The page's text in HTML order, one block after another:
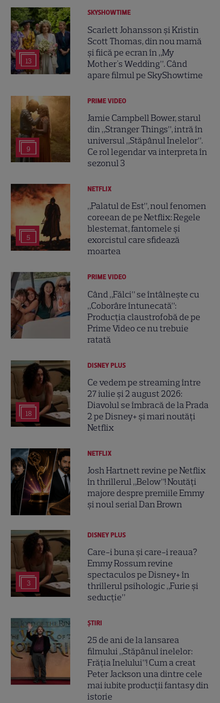
13
SKYSHOWTIME
Scarlett Johansson și Kristin
Scott Thomas, din nou mamă
și fiică pe ecran în „My
Mother's Wedding”. Când
apare filmul pe SkyShowtime
9
PRIME VIDEO
Jamie Campbell Bower, starul
din „Stranger Things”, intră în
universul „Stăpânul Inelelor”.
Ce rol legendar va interpreta în
sezonul 3
5
NETFLIX
„Palatul de Est”, noul fenomen
coreean de pe Netflix: Regele
blestemat, fantomele și
exorcistul care sfidează
moartea
PRIME VIDEO
Când „Fălci” se întâlnește cu
„Coborâre întunecată”:
Producția claustrofobă de pe
Prime Video ce nu trebuie
ratată
18
DISNEY PLUS
Ce vedem pe streaming între
27 iulie și 2 august 2026:
Diavolul se îmbracă de la Prada
2 pe Disney+ și mari noutăți
Netflix
NETFLIX
Josh Hartnett revine pe Netflix
în thrillerul „Below”! Noutăți
majore despre premiile Emmy
și noul serial Dan Brown
3
DISNEY PLUS
Care-i buna și care-i reaua?
Emmy Rossum revine
spectaculos pe Disney+ în
thrillerul psihologic „Furie și
seducție”
ȘTIRI
25 de ani de la lansarea
filmului „Stăpânul inelelor:
Frăția Inelului”! Cum a creat
Peter Jackson una dintre cele
mai iubite producții fantasy din
istorie